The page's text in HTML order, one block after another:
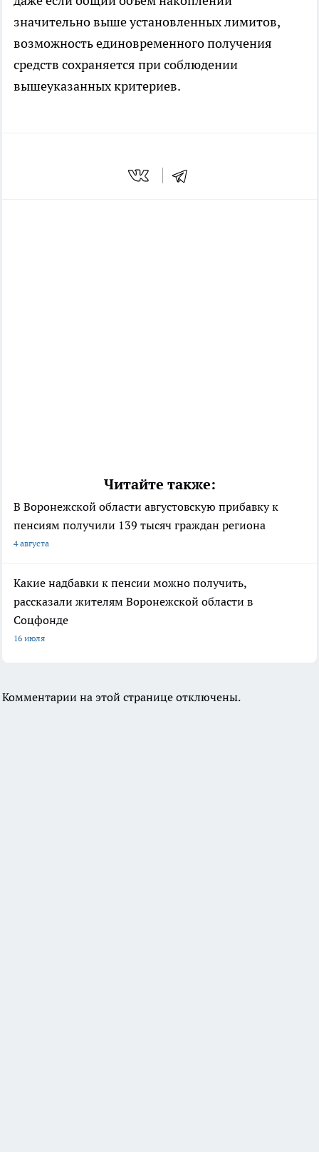
значительно выше установленных лимитов,
возможность единовременного получения
средств сохраняется при соблюдении
вышеуказанных критериев.
Читайте также:
В Воронежской области августовскую прибавку к
пенсиям получили 139 тысяч граждан региона
4 августа
Какие надбавки к пенсии можно получить,
рассказали жителям Воронежской области в
Соцфонде
16 июля
Комментарии на этой странице отключены.